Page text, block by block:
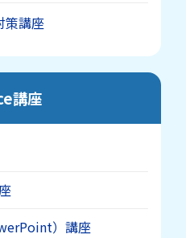
策講座
講座
）講座